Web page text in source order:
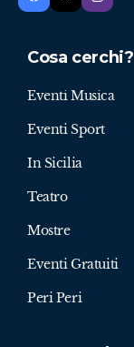
Cosa cerchi?
Eventi Musica
Eventi Sport
In Sicilia
Teatro
Mostre
Eventi Gratuiti
Peri Peri